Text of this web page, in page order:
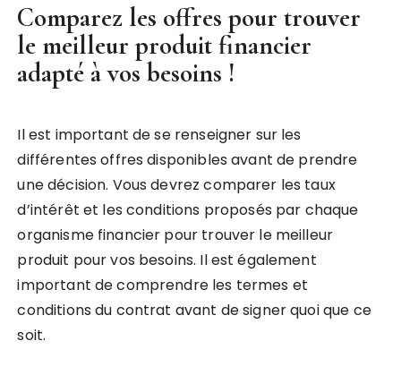
Comparez les offres pour trouver
le meilleur produit financier
adapté à vos besoins !
Il est important de se renseigner sur les
différentes offres disponibles avant de prendre
une décision. Vous devrez comparer les taux
d’intérêt et les conditions proposés par chaque
organisme financier pour trouver le meilleur
produit pour vos besoins. Il est également
important de comprendre les termes et
conditions du contrat avant de signer quoi que ce
soit.